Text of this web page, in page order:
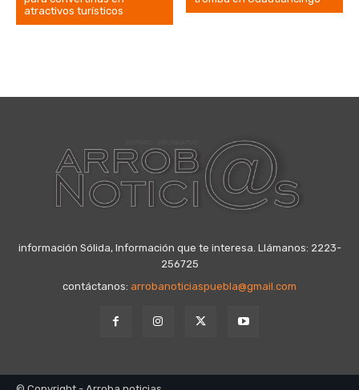
atractivos turísticos
información Sólida, Información que te interesa. Llámanos: 2223-
256725
contáctanos: arrobanoticiaspuebla@gmail.com